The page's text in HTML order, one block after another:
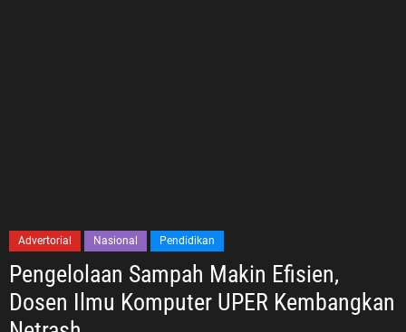
Advertorial Nasional Pendidikan
Pengelolaan Sampah Makin Efisien,
Dosen Ilmu Komputer UPER Kembangkan